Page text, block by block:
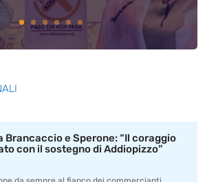
e Sperone: “Il coraggio
con il sostegno di Addiopizzo”